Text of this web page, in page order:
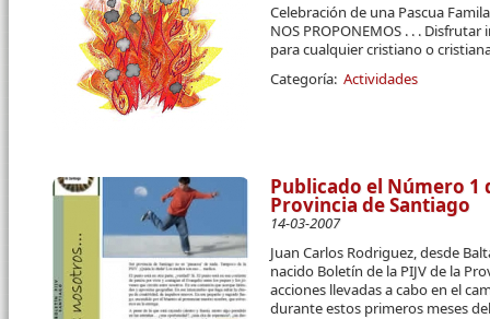
Celebración de una Pascua
NOS PROPONEMOS . . .
para cualquier cristiano o
Categoría: Actividades
Publicado el Número 1
Provincia de Santiago
14-03-2007
Juan Carlos Rodriguez, desde
nacido Boletín de la PIJV de la
acciones llevadas a cabo en el
durante estos primeros meses